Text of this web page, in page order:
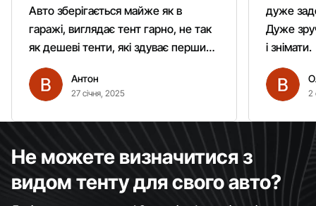
Авто зберігається майже як в
гаражі, виглядає тент гарно, не так
як дешеві тенти, які здуває першим
вітром. Гарно кріпиться.
Рекомендую однозначно!
Антон
27 січня, 2025
дуже
Дуже
і знімати.
2
Не можете визначитися з
видом тенту для свого авто?